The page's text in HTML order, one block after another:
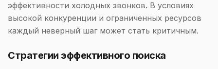
эффективности холодных звонков. В условиях
высокой конкуренции и ограниченных ресурсов
каждый неверный шаг может стать критичным.
Стратегии эффективного поиска